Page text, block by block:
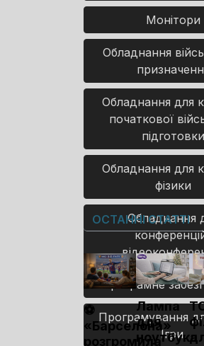
Монітори
Обладнання
Обладнання для
початкової
підготовки
Обладнання для
фізики
Обладнання
Програмне
Програмування
Ігри.
ОСТАННІ СТАТТІ
⚽
«Барселона»
розгромила
Лампа
для
ноутбука